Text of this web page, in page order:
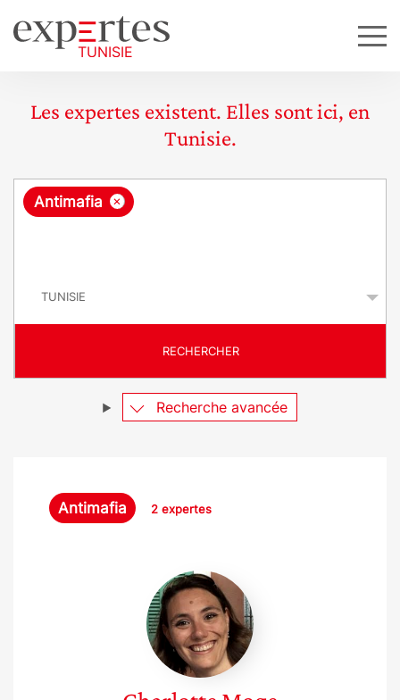
Les expertes existent. Elles sont ici, en
Tunisie.
R
ê
e
×
Antimafia
RECHERCHER
Recherche avancée
Antimafia 2 expertes
Charlotte
Moge